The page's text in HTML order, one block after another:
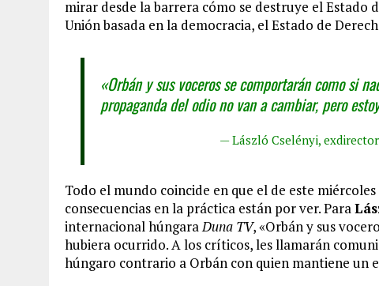
mirar desde la barrera cómo se destruye el Estado
Unión basada en la democracia, el Estado de
«Orbán y sus voceros se comportarán como si
propaganda del odio no van a cambiar, pero
— László Cselényi,
Todo el mundo coincide en que el de este
consecuencias en la práctica están por ver. Para
internacional húngaraDuna TV, «Orbán y sus
hubiera ocurrido. A los críticos, les llamarán
húngaro contrario a Orbán con quien mantiene un